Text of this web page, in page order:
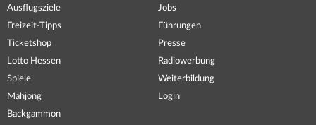
Ausflugsziele
Freizeit-Tipps
Ticketshop
Lotto Hessen
Spiele
Mahjong
Backgammon
Jobs
Führungen
Presse
Radiowerbung
Weiterbildung
Login